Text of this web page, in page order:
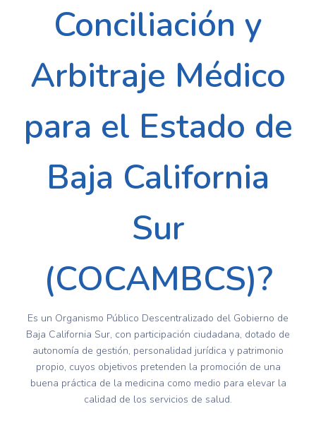
Conciliación y
Arbitraje Médico
para el Estado de
Baja California
Sur
(COCAMBCS)?
Es un Organismo Público Descentralizado del Gobierno de
Baja California Sur, con participación ciudadana, dotado de
autonomía de gestión, personalidad jurídica y patrimonio
propio, cuyos objetivos pretenden la promoción de una
buena práctica de la medicina como medio para elevar la
calidad de los servicios de salud.